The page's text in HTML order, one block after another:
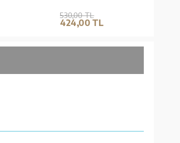
530,00 TL
424,00 TL